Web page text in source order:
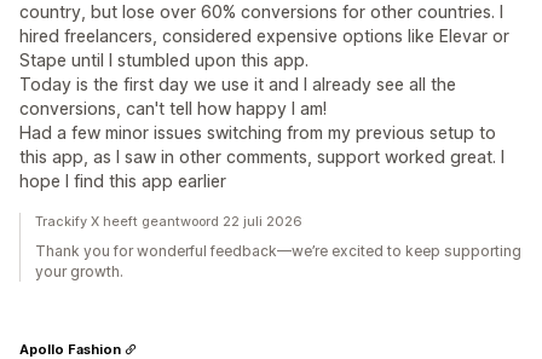
country, but lose over 60% conversions for other countries. I
hired freelancers, considered expensive options like Elevar or
Stape until I stumbled upon this app.
Today is the first day we use it and I already see all the
conversions, can't tell how happy I am!
Had a few minor issues switching from my previous setup to
this app, as I saw in other comments, support worked great. I
hope I find this app earlier
Trackify X heeft geantwoord 22 juli 2026
Thank you for wonderful feedback—we’re excited to keep supporting
your growth.
Apollo Fashion